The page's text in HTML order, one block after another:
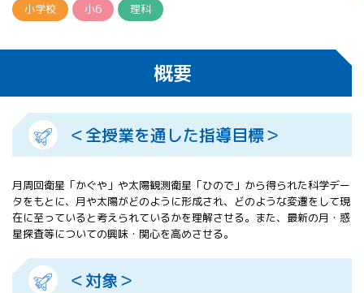
APRSAF（ア
ジア太平洋
地域宇宙機
関会議）宇
宙教育 for
All 分科会
APRSAF宇宙
分科会 年次
会合
APRSAFポス
ターコンテ
スト
小学校 小6 理科
概要
＜全授業を通した指導目標＞
月周回衛星「かぐや」や太陽観測衛星「ひので」から得られた科学デー
タをもとに、月や太陽がどのように形成され、どのような変遷をして現
在に至っていると考えられているかを理解させる。また、最新の月・惑
星探査等についての興味・関心を高めさせる。
＜対象＞